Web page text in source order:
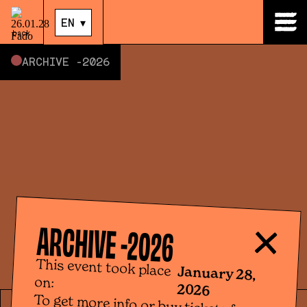
back
EN ▾
EN ▾
ARCHIVE -2026
ARCHIVE -2026
This event took place
on: January 28,
2026